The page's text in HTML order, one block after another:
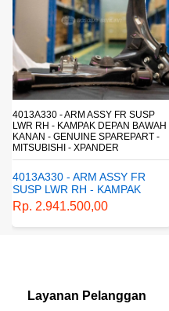
4013A330 - ARM ASSY FR SUSP
LWR RH - KAMPAK DEPAN BAWAH
KANAN - GENUINE SPAREPART -
MITSUBISHI - XPANDER
4013A330 - ARM ASSY FR
SUSP LWR RH - KAMPAK
DEPAN BAWAH KANAN -
GENUINE SPAREPART -
MITSUBISHI - XPANDER
Rp. 2.941.500,00
Layanan Pelanggan